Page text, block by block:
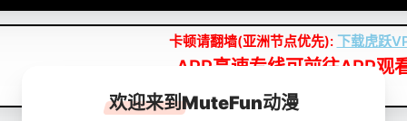
卡顿请翻墙(亚洲节点优先): 下载虎跃
APP高速专线可前往APP观
点我下载APP（仅安卓/苹果暂无）
欢迎来到MuteFun动漫